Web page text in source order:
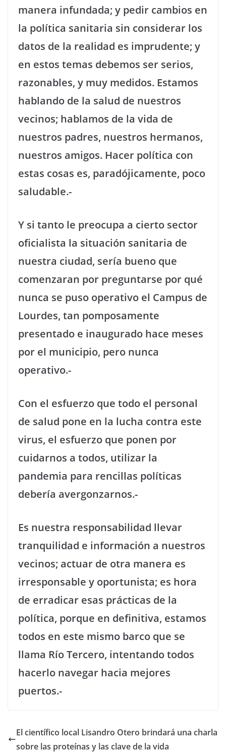
manera infundada; y pedir cambios en
la política sanitaria sin considerar los
datos de la realidad es imprudente; y
en estos temas debemos ser serios,
razonables, y muy medidos. Estamos
hablando de la salud de nuestros
vecinos; hablamos de la vida de
nuestros padres, nuestros hermanos,
nuestros amigos. Hacer política con
estas cosas es, paradójicamente, poco
saludable.-
Y si tanto le preocupa a cierto sector
oficialista la situación sanitaria de
nuestra ciudad, sería bueno que
comenzaran por preguntarse por qué
nunca se puso operativo el Campus de
Lourdes, tan pomposamente
presentado e inaugurado hace meses
por el municipio, pero nunca
operativo.-
Con el esfuerzo que todo el personal
de salud pone en la lucha contra este
virus, el esfuerzo que ponen por
cuidarnos a todos, utilizar la
pandemia para rencillas políticas
debería avergonzarnos.-
Es nuestra responsabilidad llevar
tranquilidad e información a nuestros
vecinos; actuar de otra manera es
irresponsable y oportunista; es hora
de erradicar esas prácticas de la
política, porque en definitiva, estamos
todos en este mismo barco que se
llama Río Tercero, intentando todos
hacerlo navegar hacia mejores
puertos.-
El científico local Lisandro Otero brindará una charla
sobre las proteínas y las clave de la vida